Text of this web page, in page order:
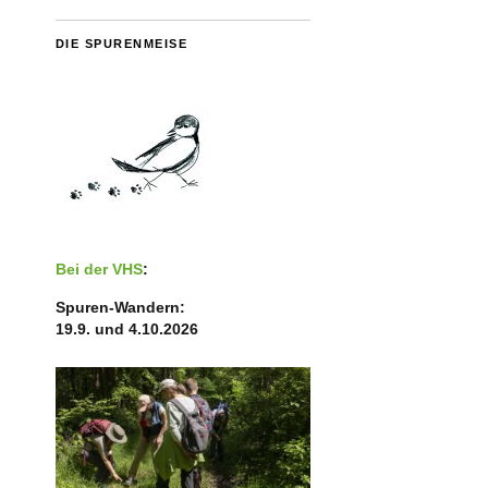
DIE SPURENMEISE
Bei der VHS:
Spuren-Wandern:
19.9. und 4.10.2026